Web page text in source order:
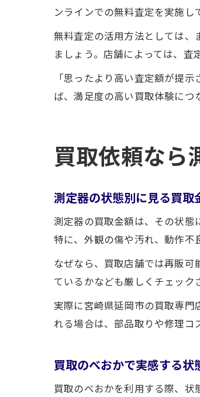
ンラインでの無料査定を実施し
無料査定の活用方法としては、
ましょう。店舗によっては、査
「思ったより高い査定額が提
ば、満足度の高い買取体験につ
買取依頼なら
測定器の状態別に見る買取
測定器の買取金額は、その状態
特に、外観の傷や汚れ、動作不
なぜなら、買取店舗では再販
ているかなども厳しくチェック
実際に宮崎県延岡市の買取専
れる場合は、部品取りや修理コ
買取のべおかで実感する状
買取のべおかを利用する際、